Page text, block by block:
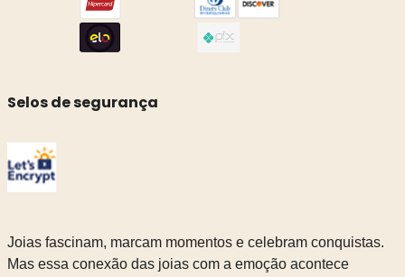
Selos de segurança
Joias fascinam, marcam momentos e celebram conquistas.
Mas essa conexão das joias com a emoção acontece